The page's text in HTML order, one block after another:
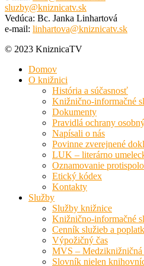
sluzby@kniznicatv.sk
Vedúca: Bc. Janka Linhartová
e-mail: linhartova@kniznicatv.sk
© 2023 KniznicaTV
Domov
O knižnici
História a súčasnosť
Knižnično-informačné
Dokumenty
Pravidlá ochrany
Napísali o nás
Povinne zverejnené
LUK – literárno
Oznamovanie
Etický kódex
Kontakty
Služby
Služby knižnice
Knižnično-informačné
Cenník služieb a
Výpožičný čas
MVS – Medziknižničná
Slovník nielen